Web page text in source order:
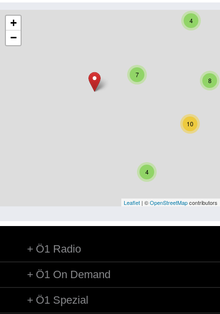
Kärnten
Vorarlberg
Besatzungsmächte
Frauen, Mütter, Kinder
10
7
4
4
8
+
−
Leaflet | ©OpenStreetMapcontributors
Ö1 Radio
Ö1 On Demand
Ö1 Spezial